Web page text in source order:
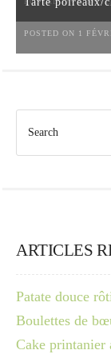
POSTED ON 1
ARTICLES
Patate douce
Boulettes de
Cake printanier